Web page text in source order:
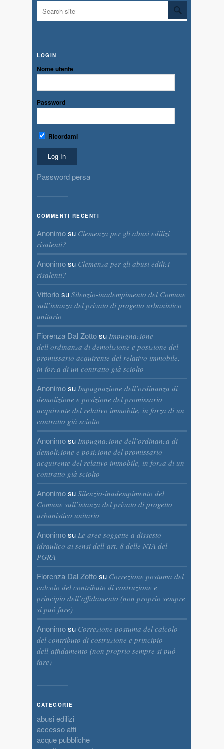
LOGIN
Nome utente
Password
Ricordami
Password persa
COMMENTI RECENTI
Anonimosu Clemenza per gli abusi edilizi
risalenti?
Anonimosu Clemenza per gli abusi edilizi
risalenti?
Vittoriosu Silenzio-inadempimento del Comune
sull’istanza del privato di progetto urbanistico
unitario
Fiorenza Dal Zottosu Impugnazione
dell’ordinanza di demolizione e posizione del
promissario acquirente del relativo immobile,
in forza di un contratto già sciolto
Anonimosu Impugnazione dell’ordinanza di
demolizione e posizione del promissario
acquirente del relativo immobile, in forza di un
contratto già sciolto
Anonimosu Impugnazione dell’ordinanza di
demolizione e posizione del promissario
acquirente del relativo immobile, in forza di un
contratto già sciolto
Anonimosu Silenzio-inadempimento del
Comune sull’istanza del privato di progetto
urbanistico unitario
Anonimosu Le aree soggette a dissesto
idraulico ai sensi dell’art. 8 delle NTA del
PGRA
Fiorenza Dal Zottosu Correzione postuma del
calcolo del contributo di costruzione e
principio dell’affidamento (non proprio sempre
si può fare)
Anonimosu Correzione postuma del calcolo
del contributo di costruzione e principio
dell’affidamento (non proprio sempre si può
fare)
CATEGORIE
abusi edilizi
accesso atti
acque pubbliche